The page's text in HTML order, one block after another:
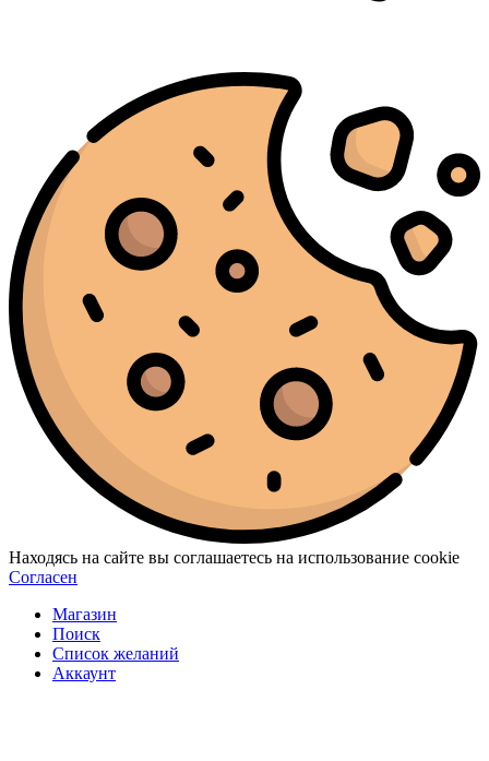
Находясь на сайте вы соглашаетесь на использование cookie
Согласен
Магазин
Поиск
Список желаний
Аккаунт